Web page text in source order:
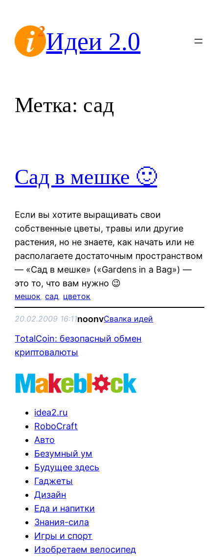
содержимомуИдеи 2.0
Метка: сад
Сад в мешке 🙂
Если вы хотите выращивать свои
собственные цветы, травы или другие
растения, но не знаете, как начать или не
располагаете достаточным пространством
— «Сад в мешке» («Gardens in a Bag») —
это то, что вам нужно 😉
мешок, сад, цветок
20.02.2009 16:11noonvСвалка идей
TotalCoin: безопасный обмен
криптовалюты
idea2.ru
RoboCraft
Авто
Безумный ум
Будущее здесь
Гаджеты
Дизайн
Еда и напитки
Знания-сила
Игры и спорт
Изобретаем велосипед